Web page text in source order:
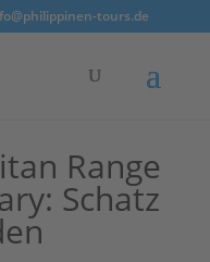
tours.de
Range
Schatz